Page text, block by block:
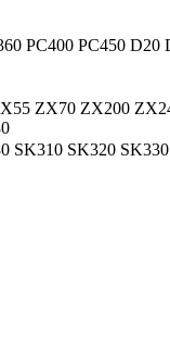
PC400 PC450
ZX70 ZX200
SK320